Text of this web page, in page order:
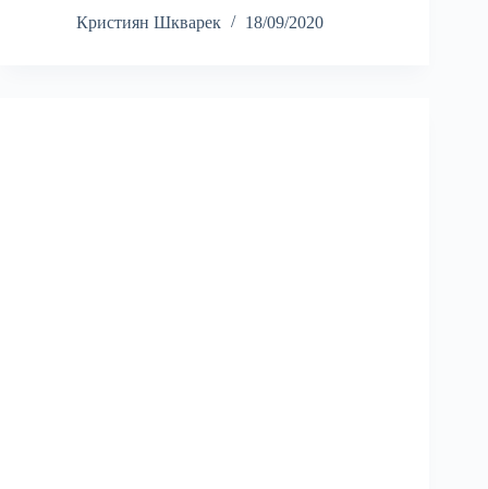
Кристиян Шкварек
18/09/2020